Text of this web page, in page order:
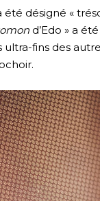
été désigné «
d’Edo » a
fins des